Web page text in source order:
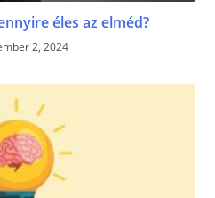
éles az elméd?
2, 2024